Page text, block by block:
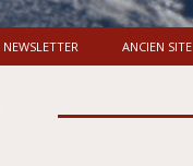
NEWSLETTER ANCIEN SITE